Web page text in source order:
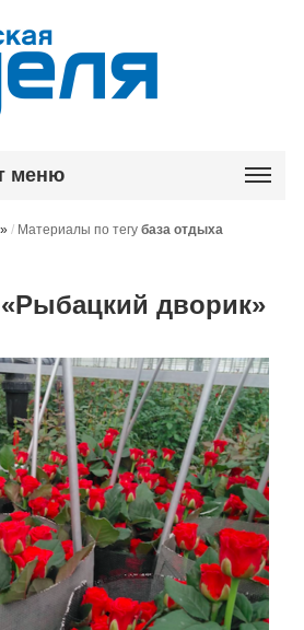
меню
/ Материалы по тегубаза отдыха
дворик»